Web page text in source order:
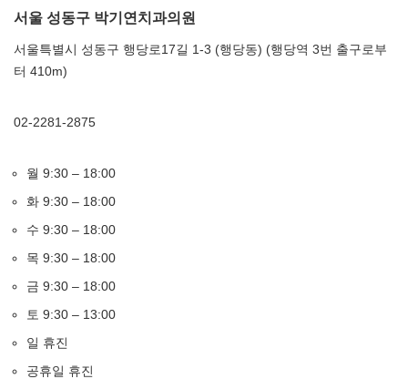
서울 성동구 박기연치과의원
서울특별시 성동구 행당로17길 1-3 (행당동) (행당역 3번 출구로부
터 410m)
02-2281-2875
월 9:30 – 18:00
화 9:30 – 18:00
수 9:30 – 18:00
목 9:30 – 18:00
금 9:30 – 18:00
토 9:30 – 13:00
일 휴진
공휴일 휴진